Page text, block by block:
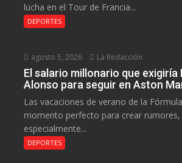
lucha en el Tour de Francia...
DEPORTES
agosto 5, 2026 La Redacción
El salario millonario que exigiría
Alonso para seguir en Aston
Las vacaciones de verano de la
momento perfecto para crear rumores,
especialmente...
DEPORTES